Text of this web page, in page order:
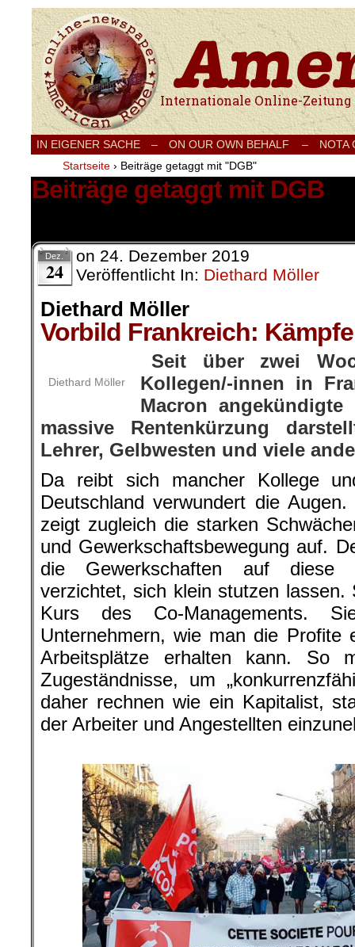
Internationale Onlinezeitung für Frieden,
IN EIGENER SACHE – ON OUR OWN BEHALF –
NOTA
Startseite › Beiträge getaggt mit "DGB"
Beiträge getaggt mit DGB
Dez.
24
on 24. Dezember 2019
Veröffentlicht In: Diethard Möller
Diethard Möller
Vorbild Frankreich:
Diethard Möller
Seit über zwei
Kollegen/-innen in
Macron
massive Rentenkürzung
Lehrer, Gelbwesten und viele
Da reibt sich mancher Kollege
Deutschland verwundert die
zeigt zugleich die starken
und Gewerkschaftsbewegung auf.
die Gewerkschaften auf diese
verzichtet, sich klein stutzen lassen.
Kurs des Co-Managements.
Unternehmern, wie man die Profite
Arbeitsplätze erhalten kann. So
Zugeständnisse, um
daher rechnen wie ein Kapitalist,
der Arbeiter und Angestellten